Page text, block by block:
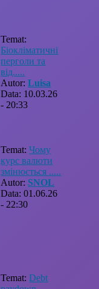
Temat:
Біокліматичні
перголи та
від.....
Autor:Luisa
Data: 10.03.26
- 20:33
Temat:Чому
курс валюти
змінюється .....
Autor: SNOL
Data: 01.06.26
- 22:30
Temat:Debt